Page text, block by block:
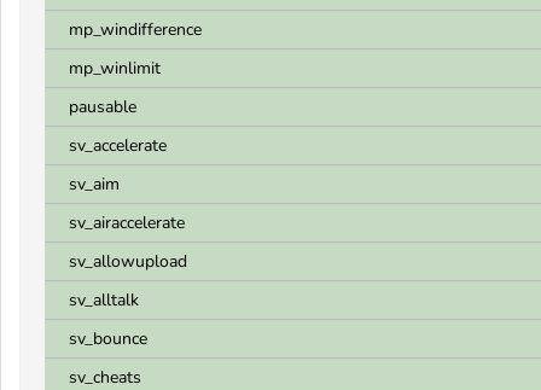
mp_windifference
mp_winlimit
pausable
sv_accelerate
sv_aim
sv_airaccelerate
sv_allowupload
sv_alltalk
sv_bounce
sv_cheats